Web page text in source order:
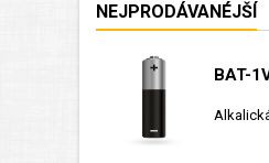
NEJPRODÁVANÉJŠÍ
BAT-